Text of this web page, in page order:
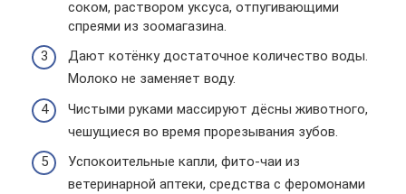
соком, раствором уксуса, отпугивающими
спреями из зоомагазина.
Дают котёнку достаточное количество воды.
Молоко не заменяет воду.
Чистыми руками массируют дёсны животного,
чешущиеся во время прорезывания зубов.
Успокоительные капли, фито-чаи из
ветеринарной аптеки, средства с феромонами